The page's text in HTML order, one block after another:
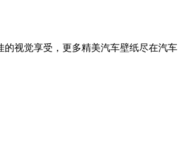
视觉享受，更多精美汽车壁纸尽在汽车